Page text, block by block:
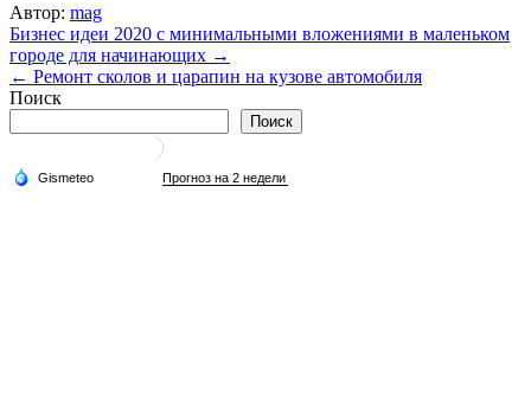
Автор: mag
Навигация
по
записям
Бизнес идеи 2020 с минимальными вложениями в маленьком
городе для начинающих →
← Ремонт сколов и царапин на кузове автомобиля
Поиск
Поиск